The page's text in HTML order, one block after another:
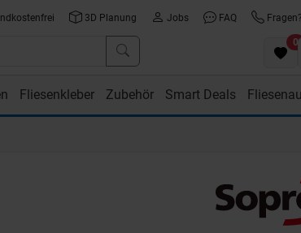
3D Planung Jobs FAQ
0
Fliesenkleber Zubehör Smart Deals